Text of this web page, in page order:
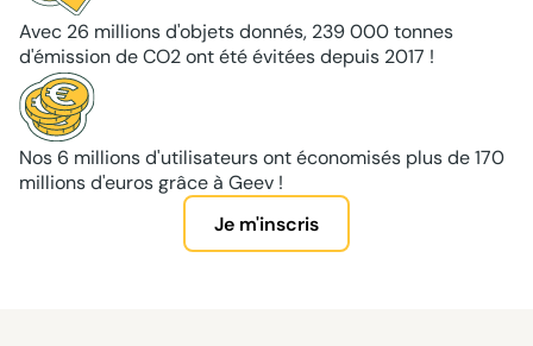
Avec 26 millions d'objets donnés, 239 000 tonnes
d'émission de CO2 ont été évitées depuis 2017 !
Nos 6 millions d'utilisateurs ont économisés plus de 170
millions d'euros grâce à Geev !
Je m'inscris